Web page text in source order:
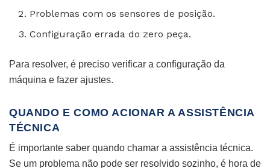
Problemas com os sensores de posição.
Configuração errada do zero peça.
Para resolver, é preciso verificar a configuração da
máquina e fazer ajustes.
QUANDO E COMO ACIONAR A ASSISTÊNCIA
TÉCNICA
É importante saber quando chamar a assistência técnica.
Se um problema não pode ser resolvido sozinho, é hora de